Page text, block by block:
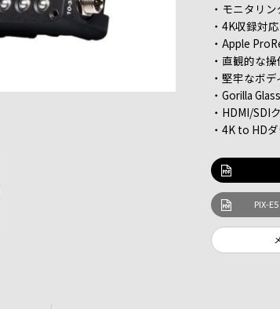
・モニタリ
・4K収録対応
・Apple
・直観的な
・堅牢なボデ
・Gorilla
・HDMI/SDI
・4K to HD
PIX-